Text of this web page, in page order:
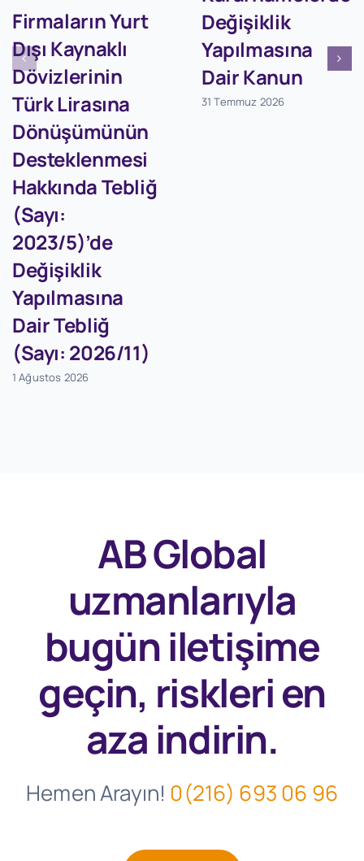
Firmaların Yurt
Dışı Kaynaklı
Dövizlerinin
Türk Lirasına
Dönüşümünün
Desteklenmesi
Hakkında Tebliğ
(Sayı:
2023/5)’de
Değişiklik
Yapılmasına
Dair Tebliğ
(Sayı: 2026/11)
1 Ağustos 2026
Değişiklik
Yapılmasına
Dair Kanun
31 Temmuz 2026
AB Global
uzmanlarıyla
bugüniletişime
geçin, riskleri en
aza indirin.
Hemen Arayın! 0(216) 693 06 96